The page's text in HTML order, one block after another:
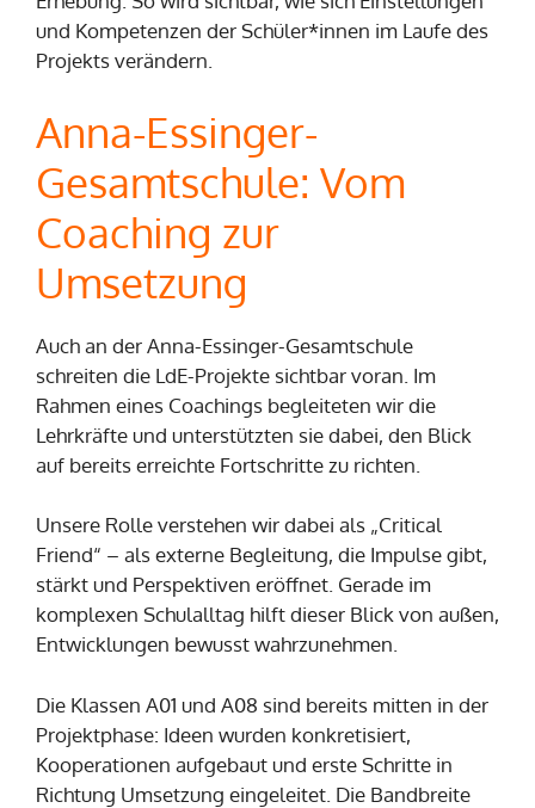
und Kompetenzen der Schüler*innen im Laufe des
Projekts verändern.
Anna-Essinger-
Gesamtschule: Vom
Coaching zur
Umsetzung
Auch an der Anna-Essinger-Gesamtschule
schreiten die LdE-Projekte sichtbar voran. Im
Rahmen eines Coachings begleiteten wir die
Lehrkräfte und unterstützten sie dabei, den Blick
auf bereits erreichte Fortschritte zu richten.
Unsere Rolle verstehen wir dabei als „Critical
Friend“ – als externe Begleitung, die Impulse gibt,
stärkt und Perspektiven eröffnet. Gerade im
komplexen Schulalltag hilft dieser Blick von außen,
Entwicklungen bewusst wahrzunehmen.
Die Klassen A01 und A08 sind bereits mitten in der
Projektphase: Ideen wurden konkretisiert,
Kooperationen aufgebaut und erste Schritte in
Richtung Umsetzung eingeleitet. Die Bandbreite